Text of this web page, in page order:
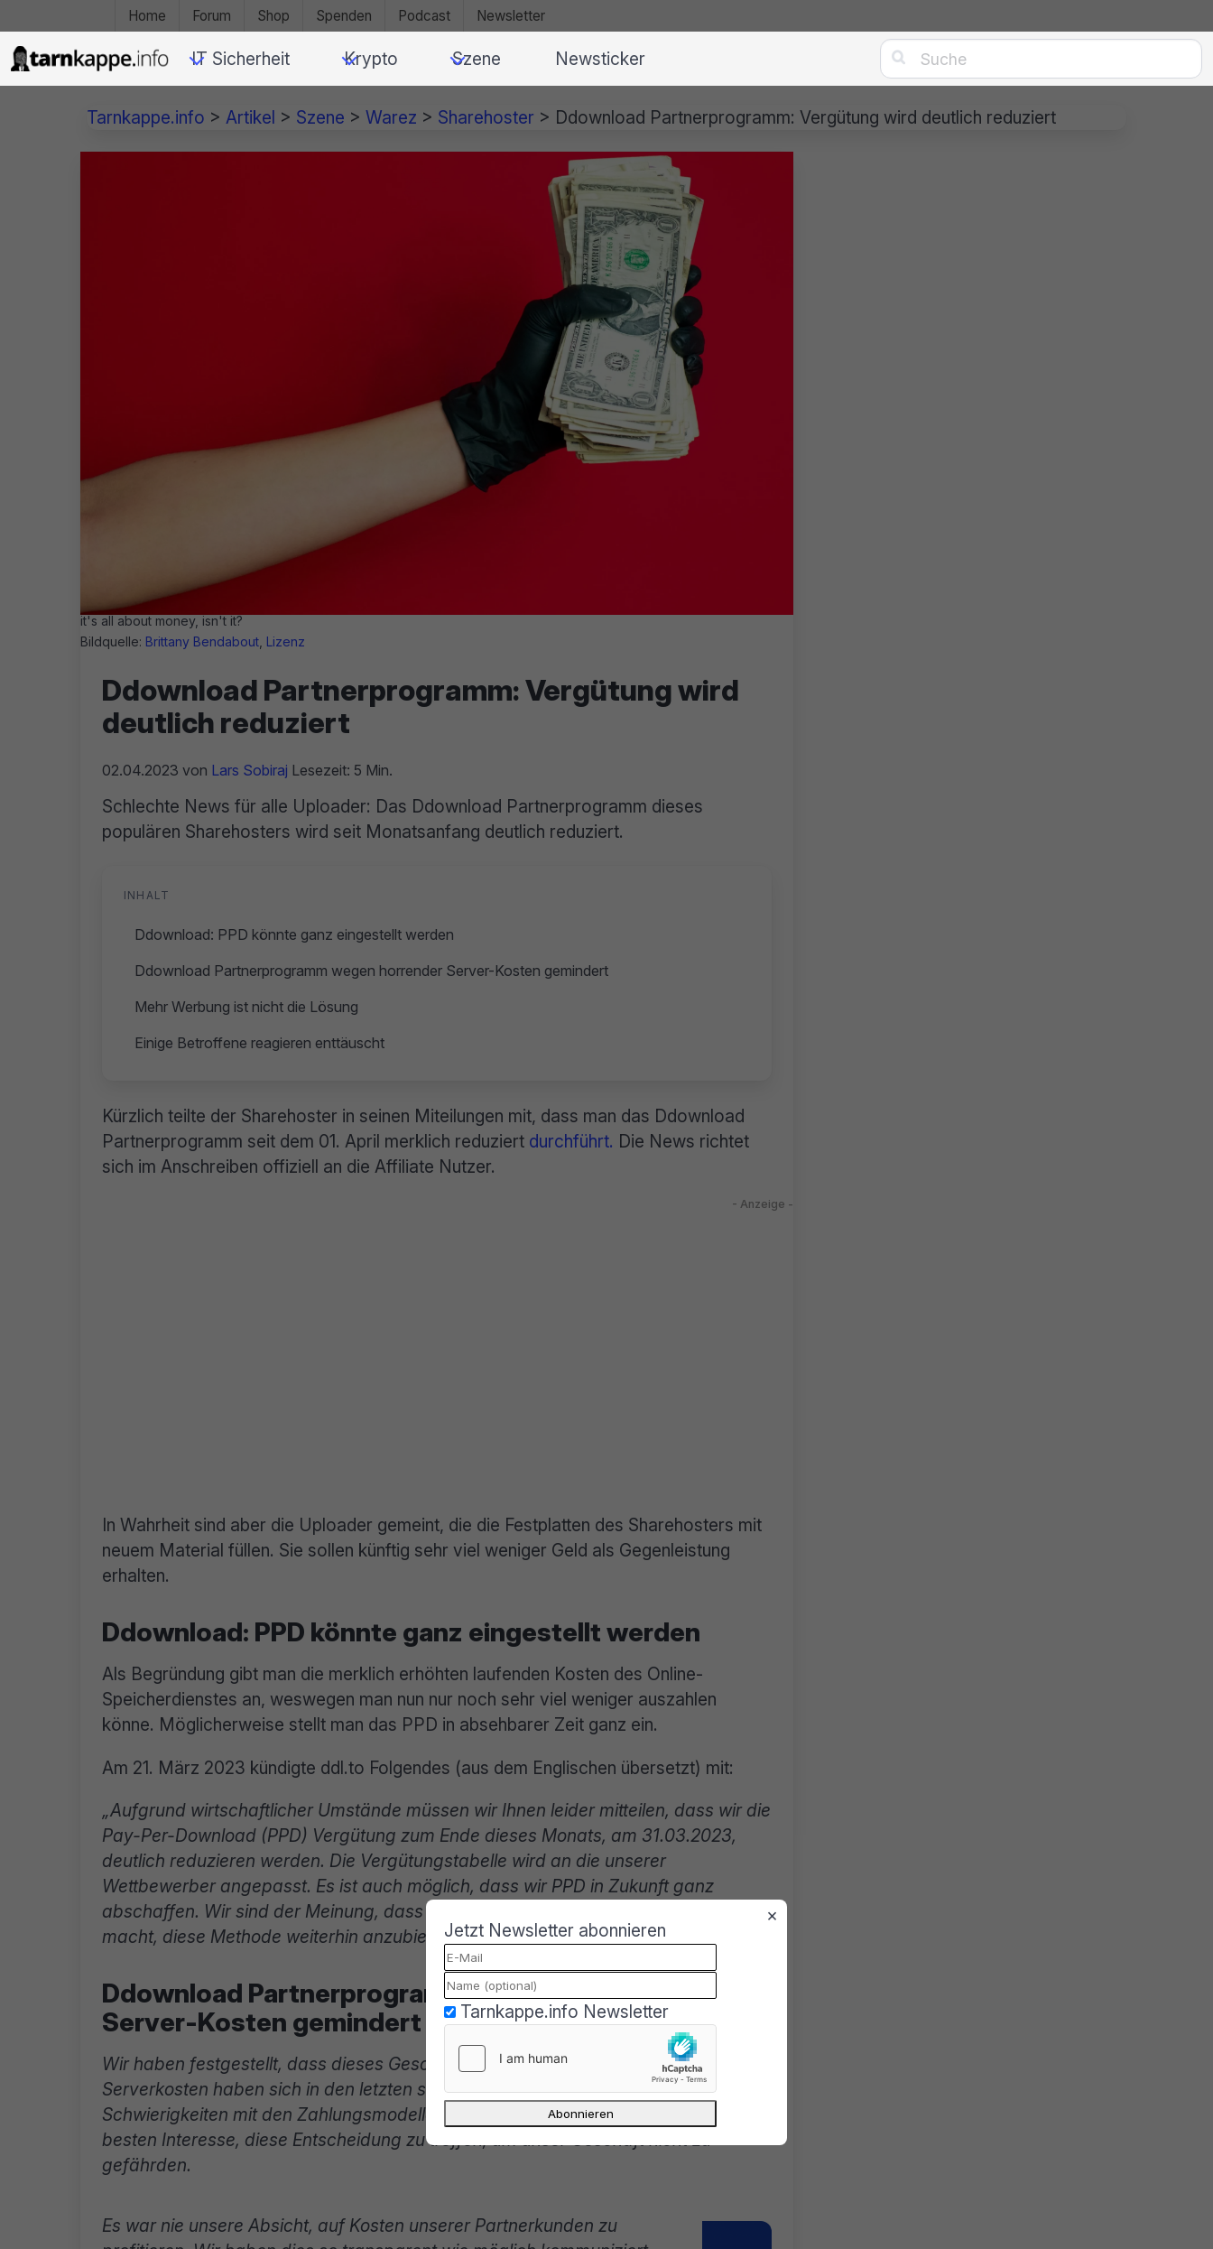
Home Forum Shop Spenden Podcast Newsletter
IT Sicherheit Krypto Szene Newsticker 
Tarnkappe.info > Artikel > Szene > Warez > Sharehoster > Ddownload Partnerprogramm: Vergütung wird deutlich reduziert
it's all about money, isn't it?
Bildquelle: Brittany Bendabout Lizenz
Ddownload Partnerprogramm: Vergütung wird
deutlich reduziert
02.04.2023 von Lars Sobiraj Lesezeit: 5 Min.
Schlechte News für alle Uploader: Das Ddownload Partnerprogramm dieses
populären Sharehosters wird seit Monatsanfang deutlich reduziert.
INHALT
Ddownload: PPD könnte ganz eingestellt werden
Ddownload Partnerprogramm wegen horrender Server-Kosten gemindert
Mehr Werbung ist nicht die Lösung
Einige Betroffene reagieren enttäuscht
Kürzlich teilte der Sharehoster in seinen Miteilungen mit, dass man das Ddownload
Partnerprogramm seit dem 01. April merklich reduziert durchführt. Die News richtet
sich im Anschreiben offiziell an die Affiliate Nutzer.
In Wahrheit sind aber die Uploader gemeint, die die Festplatten des Sharehosters mit
neuem Material füllen. Sie sollen künftig sehr viel weniger Geld als Gegenleistung
erhalten.
Ddownload: PPD könnte ganz eingestellt werden
Als Begründung gibt man die merklich erhöhten laufenden Kosten des Online-
Speicherdienstes an, weswegen man nun nur noch sehr viel weniger auszahlen
könne. Möglicherweise stellt man das PPD in absehbarer Zeit ganz ein.
Am 21. März 2023 kündigte ddl.to Folgendes (aus dem Englischen übersetzt) mit:
„Aufgrund wirtschaftlicher Umstände müssen wir Ihnen leider mitteilen, dass wir die
Pay-Per-Download (PPD) Vergütung zum Ende dieses Monats, am 31.03.2023,
deutlich reduzieren werden. Die Vergütungstabelle wird an die unserer
Wettbewerber angepasst. Es ist auch möglich, dass wir PPD in Zukunft ganz
abschaffen. Wir sind der Meinung, dass es in der heutigen Zeit keinen Sinn mehr
macht, diese Methode weiterhin anzubieten.
Ddownload Partnerprogramm wegen horrender
Server-Kosten gemindert
Wir haben festgestellt, dass dieses Geschäftsmodell nicht mehr rentabel ist. Die
Serverkosten haben sich in den letzten sechs Monaten verdoppelt und wir haben
Schwierigkeiten mit den Zahlungsmodellen für unsere Kunden. Es ist in unserem
besten Interesse, diese Entscheidung zu treffen, um unser Geschäft nicht zu
gefährden.
Es war nie unsere Absicht, auf Kosten unserer Partnerkunden zu
×
Jetzt Newsletter abonnieren
Tarnkappe.info Newsletter